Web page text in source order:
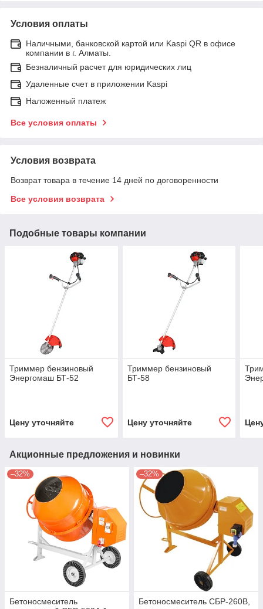
Условия оплаты
Наличными, банковской картой или Kaspi QR в офисе
компании в г. Алматы.
Безналичный расчет для юридических лиц
Удаленные счет в приложении Kaspi
Наложенный платеж
Все условия оплаты
Условия возврата
Возврат товара в течение 14 дней по договоренности
Все условия возврата
Подобные товары компании
Триммер бензиновый
Энергомаш БТ-52
Цену уточняйте
Триммер бензиновый
БТ-58
Цену уточняйте
Акционные предложения и новинки
–32%
Бетоносмеситель
–32%
Бетоносмеситель СБР-260В,